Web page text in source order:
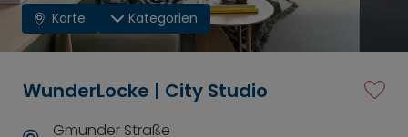
Karte Kategorien
WunderLocke | City Studio
Gmunder Straße